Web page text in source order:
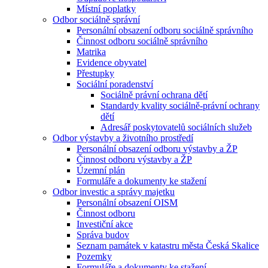
Místní poplatky
Odbor sociálně správní
Personální obsazení odboru sociálně správního
Činnost odboru sociálně správního
Matrika
Evidence obyvatel
Přestupky
Sociální poradenství
Sociálně právní ochrana dětí
Standardy kvality sociálně-právní ochrany
dětí
Adresář poskytovatelů sociálních služeb
Odbor výstavby a životního prostředí
Personální obsazení odboru výstavby a ŽP
Činnost odboru výstavby a ŽP
Územní plán
Formuláře a dokumenty ke stažení
Odbor investic a správy majetku
Personální obsazení OISM
Činnost odboru
Investiční akce
Správa budov
Seznam památek v katastru města Česká Skalice
Pozemky